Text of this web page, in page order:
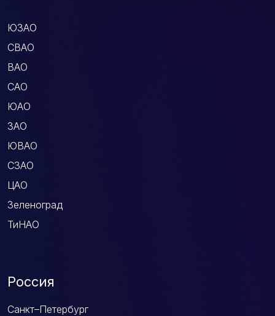
ЮЗАО
СВАО
ВАО
САО
ЮАО
ЗАО
ЮВАО
СЗАО
ЦАО
Зеленоград
ТиНАО
Россия
Санкт–Петербург